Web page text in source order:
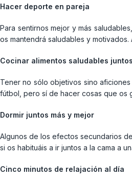
Hacer deporte en pareja
Para sentirnos mejor y más
os mantendrá saludables y
Cocinar alimentos saludables juntos
Tener no sólo objetivos sino
fútbol, pero sí de hacer cosas que os
Dormir juntos más y mejor
Algunos de los efectos secundarios
si os habituáis a ir juntos a la cama a
Cinco minutos de relajación al día